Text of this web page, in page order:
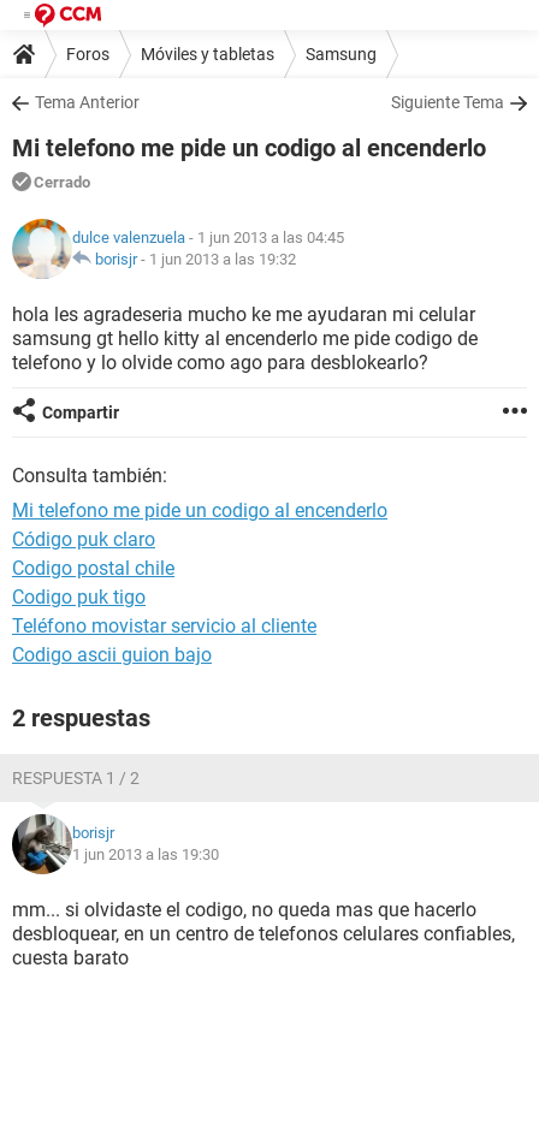
Foros Móviles y tabletas Samsung
Tema Anterior Siguiente Tema
Mi telefono me pide un codigo al encenderlo
Cerrado
dulce valenzuela - 1 jun 2013 a las 04:45
borisjr- 1 jun 2013 a las 19:32
hola les agradeseria mucho ke me ayudaran mi celular
samsung gt hello kitty al encenderlo me pide codigo de
telefono y lo olvide como ago para desblokearlo?
Compartir
Consulta también:
Mi telefono me pide un codigo al encenderlo
Código puk claro
Codigo postal chile
Codigo puk tigo
Teléfono movistar servicio al cliente
Codigo ascii guion bajo
2 respuestas
RESPUESTA 1 / 2
borisjr
1 jun 2013 a las 19:30
mm... si olvidaste el codigo, no queda mas que hacerlo
desbloquear, en un centro de telefonos celulares confiables,
cuesta barato